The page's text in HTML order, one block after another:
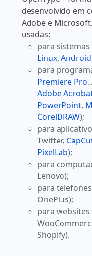
desenvolvido em
Adobe e
usadas:
para
Linux, Android,
para
Premiere Pro,
Adobe
PowerPoint,
CorelDRAW);
para
Twitter,
PixelLab);
para
Lenovo);
para
OnePlus);
para websites
Shopify).